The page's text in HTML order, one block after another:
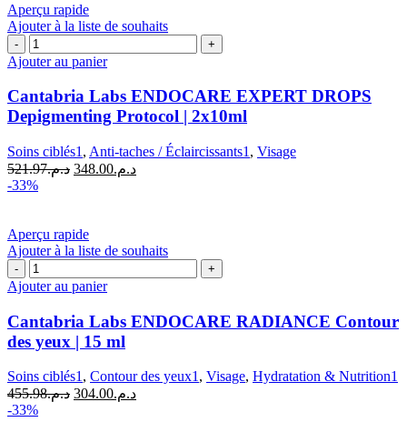
Aperçu rapide
Ajouter à la liste de souhaits
quantité
de
Cantabria
Labs
ENDOCARE
EXPERT
Depigmenting
Protocol
|
Ajouter au panier
Cantabria Labs ENDOCARE EXPERT DROPS
Depigmenting Protocol | 2x10ml
Soins ciblés1 , Anti-taches / Éclaircissants1 , Visage
د.م.521.97
Le
د.م.348.00
Le
-33%
Aperçu rapide
Ajouter à la liste de souhaits
quantité
de
Cantabria
Labs
ENDOCARE
RADIANCE
des
yeux
|
Ajouter au panier
Cantabria Labs ENDOCARE RADIANCE Contour
des yeux | 15 ml
Soins ciblés1, Contour des yeux1, Visage, Hydratation & Nutrition1
د.م.455.98
Le
د.م.304.00
Le
-33%